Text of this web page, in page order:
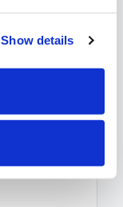
Show details